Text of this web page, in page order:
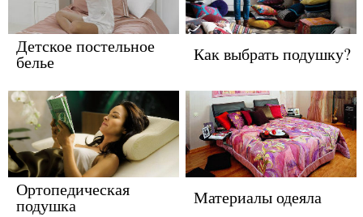
Детское постельное
белье Как выбрать подушку?
Ортопедическая
подушка Материалы одеяла